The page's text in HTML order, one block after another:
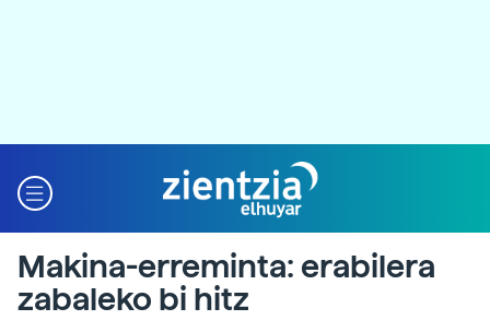
Makina-erreminta: erabilera
zabaleko bi hitz